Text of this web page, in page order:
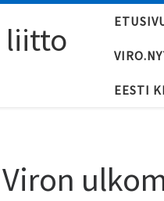
liitto
EESTI